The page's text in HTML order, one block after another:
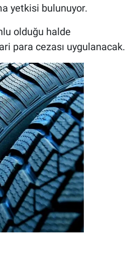
yetkisi bulunuyor.
olduğu halde
para cezası uygulanacak.